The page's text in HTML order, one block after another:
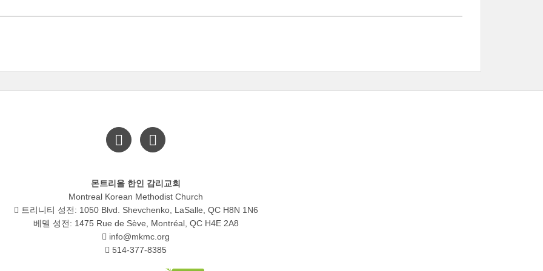
몬트리올 한인 감리교회
Montreal Korean Methodist Church
트리니티 성전: 1050 Blvd. Shevchenko, LaSalle, QC H8N 1N6
베델 성전: 1475 Rue de Sève, Montréal, QC H4E 2A8
info@mkmc.org
514-377-8385